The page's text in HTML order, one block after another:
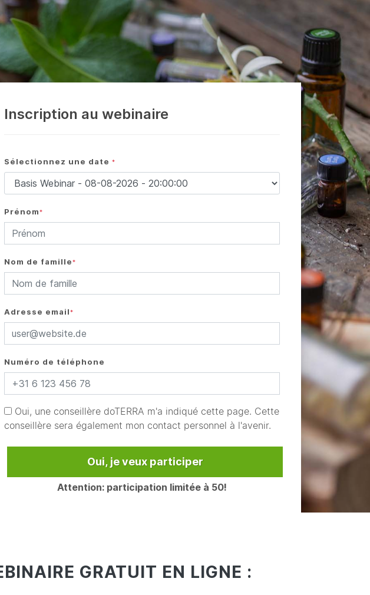
Inscription au webinaire
Sélectionnez une date *
Prénom*
Nom de famille*
Adresse email*
Numéro de téléphone
Oui, une conseillère doTERRA m'a indiqué cette page. Cette
conseillère sera également mon contact personnel à l'avenir.
Oui, je veux participer
Attention: participation limitée à 50!
GRATUIT EN LIGNE :